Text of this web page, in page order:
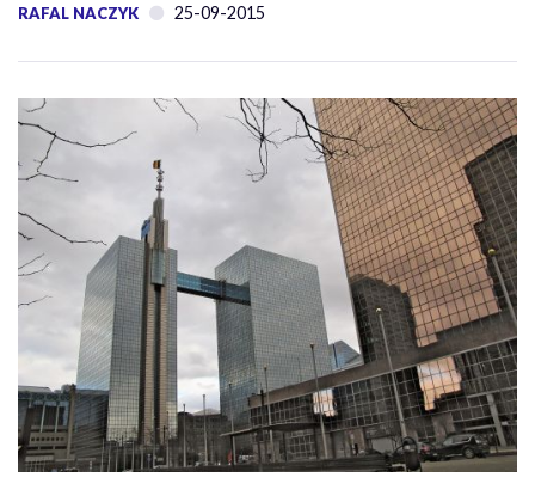
RAFAL NACZYK 25-09-2015